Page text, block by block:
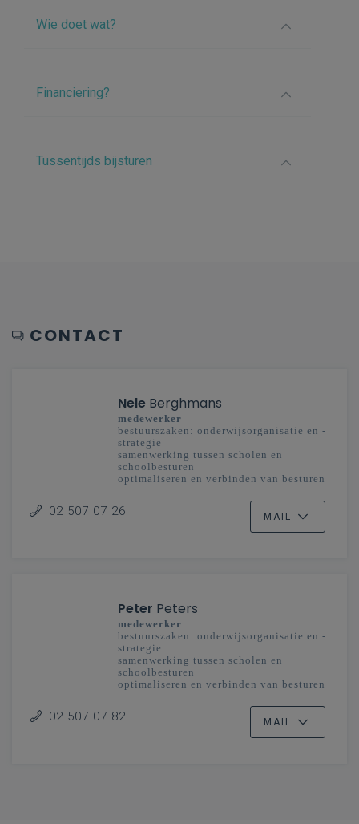
Wie doet wat?
Financiering?
Tussentijds bijsturen
CONTACT
Nele Berghmans
medewerker
bestuurszaken: onderwijsorganisatie en -
strategie
samenwerking tussen scholen en
schoolbesturen
optimaliseren en verbinden van besturen
02 507 07 26 MAIL
Peter Peters
medewerker
bestuurszaken: onderwijsorganisatie en -
strategie
samenwerking tussen scholen en
schoolbesturen
optimaliseren en verbinden van besturen
02 507 07 82 MAIL